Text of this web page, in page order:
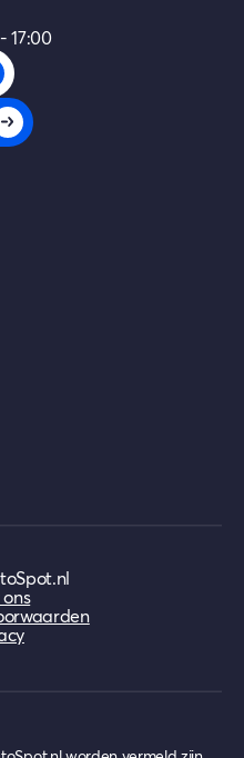
17:00
ons